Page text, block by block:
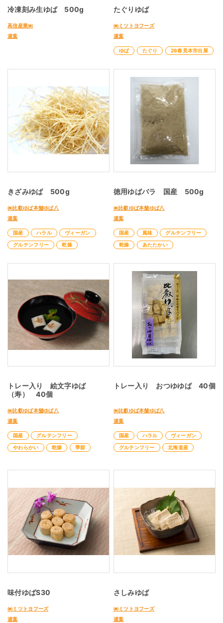
冷凍刻み生ゆば 500g
高信産業㈱
湯葉
たぐりゆば
㈱ミツトヨフーズ
湯葉
ゆば たぐり 26春見本市出展
きざみゆば 500g
㈱比叡ゆば本舗ゆば八
湯葉
国産 ハラル
ヴィーガン
グルテンフリー
乾燥
徳用ゆばバラ 国産 500g
㈱比叡ゆば本舗ゆば八
湯葉
国産 風味
グルテンフリー
乾燥
あたたかい
トレー入り 絵文字ゆば
（寿） 40個
㈱比叡ゆば本舗ゆば八
湯葉
国産
グルテンフリー
やわらかい
乾燥 季節
トレー入り おつゆゆば 40個
㈱比叡ゆば本舗ゆば八
湯葉
国産 ハラル
ヴィーガン
グルテンフリー
北海道産
味付ゆばS30
㈱ミツトヨフーズ
湯葉
さしみゆば
㈱ミツトヨフーズ
湯葉